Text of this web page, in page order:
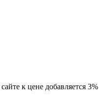
к цене добавляется 3%